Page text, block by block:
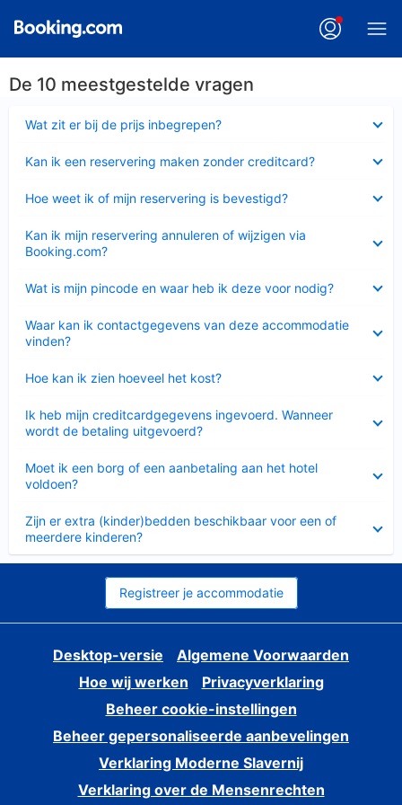
De 10 meestgestelde vragen
Wat zit er bij de prijs inbegrepen?
Kan ik een reservering maken zonder creditcard?
Hoe weet ik of mijn reservering is bevestigd?
Kan ik mijn reservering annuleren of wijzigen via
Booking.com?
Wat is mijn pincode en waar heb ik deze voor nodig?
Waar kan ik contactgegevens van deze accommodatie
vinden?
Hoe kan ik zien hoeveel het kost?
Ik heb mijn creditcardgegevens ingevoerd. Wanneer
wordt de betaling uitgevoerd?
Moet ik een borg of een aanbetaling aan het hotel
voldoen?
Zijn er extra (kinder)bedden beschikbaar voor een of
meerdere kinderen?
Registreer je accommodatie
Desktop-versie
Algemene Voorwaarden
Hoe wij werken
Privacyverklaring
Beheer cookie-instellingen
Beheer gepersonaliseerde aanbevelingen
Verklaring Moderne Slavernij
Verklaring over de Mensenrechten